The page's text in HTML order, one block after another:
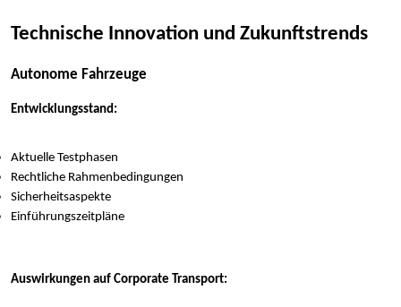
Technische Innovation und Zukunftstrends
Autonome Fahrzeuge
Entwicklungsstand:
Aktuelle Testphasen
Rechtliche Rahmenbedingungen
Sicherheitsaspekte
Einführungszeitpläne
Auswirkungen auf Corporate Transport: